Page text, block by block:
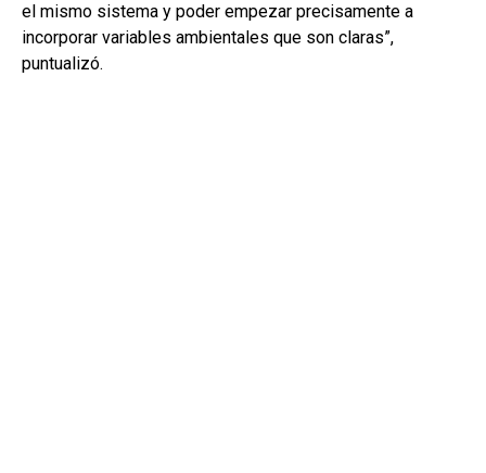
el mismo sistema y poder empezar precisamente a
incorporar variables ambientales que son claras”,
puntualizó.